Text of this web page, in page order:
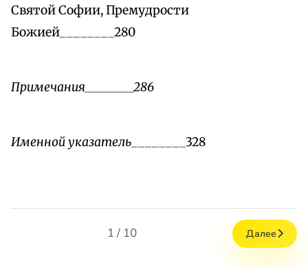
Святой Софии, Премудрости
Божией________280
Примечания________286
Именной указатель ________328
1 / 10 Далее